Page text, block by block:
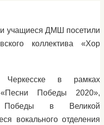
и учащиеся ДМШ посетили
коллектива «Хор
в рамках
«Песни Победы 2020»,
Победы в Великой
вокального отделения